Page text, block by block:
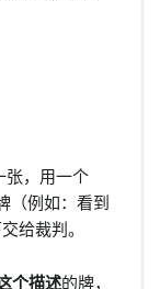
张，用一个
（例如：看到
给裁判。
个描述的牌，